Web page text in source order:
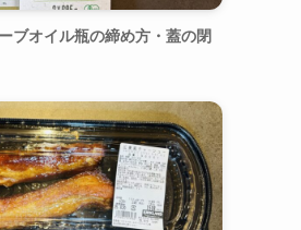
ブオイル瓶の締め方・蓋の閉